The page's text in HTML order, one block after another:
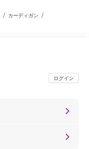
/ カーディガン /
ログイン